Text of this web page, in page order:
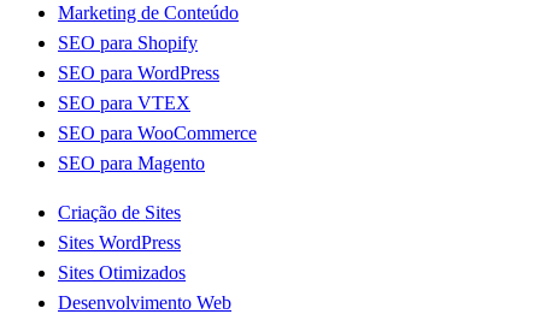
Marketing de Conteúdo
SEO para Shopify
SEO para WordPress
SEO para VTEX
SEO para WooCommerce
SEO para Magento
Criação de Sites
Sites WordPress
Sites Otimizados
Desenvolvimento Web